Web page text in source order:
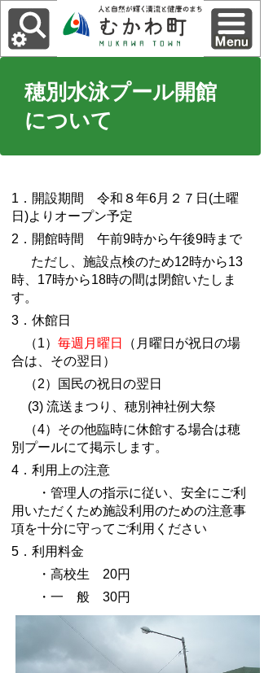
穂別水泳プール開館
について
1．開設期間 令和８年6月２７日(土曜
日)よりオープン予定
2．開館時間 午前9時から午後9時まで
ただし、施設点検のため12時から13
時、17時から18時の間は閉館いたしま
す。
3．休館日
（1） 毎週月曜日
（月曜日が祝日の場
合は、その翌日）
（2）国民の祝日の翌日
(3) 流送まつり、穂別神社例大祭
（4）その他臨時に休館する場合は穂
別プールにて掲示します。
4．利用上の注意
・管理人の指示に従い、安全にご利
用いただくため施設利用のための注意事
項を十分に守ってご利用ください
5．利用料金
・高校生 20円
・一 般 30円